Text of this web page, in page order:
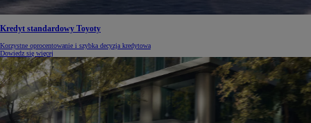
Kredyt standardowy Toyoty
Korzystne oprocentowanie i szybka decyzja kredytowa
Dowiedz się więcej